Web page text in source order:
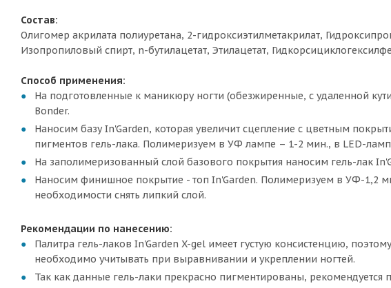
Состав:
Олигомер акрилата полиуретана, 2-гидроксиэтилметакрилат,
Изопропиловый спирт, n-бутилацетат, Этилацетат,
Способ применения:
На подготовленные к маникюру ногти (обезжиренные, с удаленной
Bonder.
Наносим базу In'Garden, которая увеличит сцепление с цветным
пигментов гель-лака. Полимеризуем в УФ лампе – 1-2 мин., в LED-
На заполимеризованный слой базового покрытия наносим гель-лак
Наносим финишное покрытие - топ In'Garden. Полимеризуем в УФ-1,2
необходимости снять липкий слой.
Рекомендации по нанесению:
Палитра гель-лаков In'Garden X-gel имеет густую консистенцию,
необходимо учитывать при выравнивании и укреплении ногтей.
Так как данные гель-лаки прекрасно пигментированы,